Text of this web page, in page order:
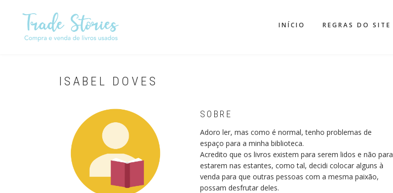
conteúdo
INÍCIO REGRAS DO SITE
ISABEL DOVES
SOBRE
Adoro ler, mas como é normal, tenho problemas de
espaço para a minha biblioteca.
Acredito que os livros existem para serem lidos e não para
estarem nas estantes, como tal, decidi colocar alguns à
venda para que outras pessoas com a mesma paixão,
possam desfrutar deles.